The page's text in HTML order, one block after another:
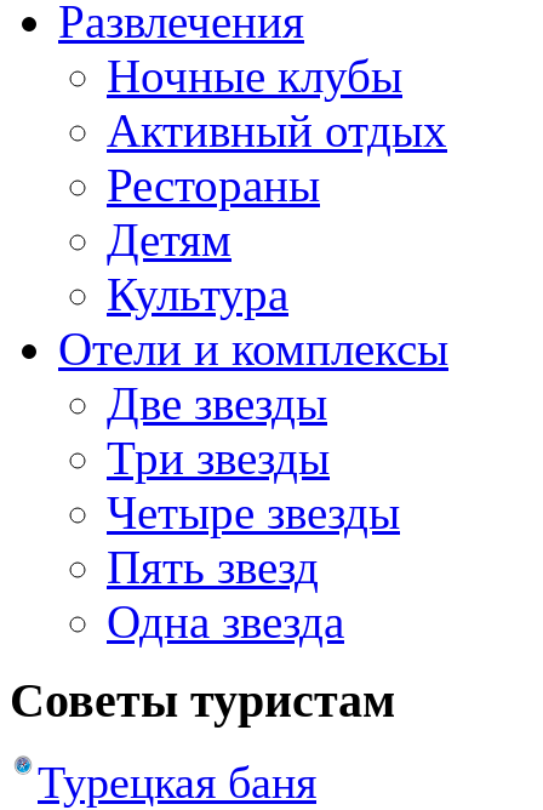
Развлечения
Ночные клубы
Активный отдых
Рестораны
Детям
Культура
Отели и комплексы
Две звезды
Три звезды
Четыре звезды
Пять звезд
Одна звезда
Советы туристам
Турецкая баня